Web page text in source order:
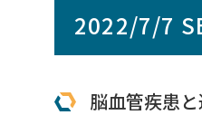
2022/7/7
脳血管疾患